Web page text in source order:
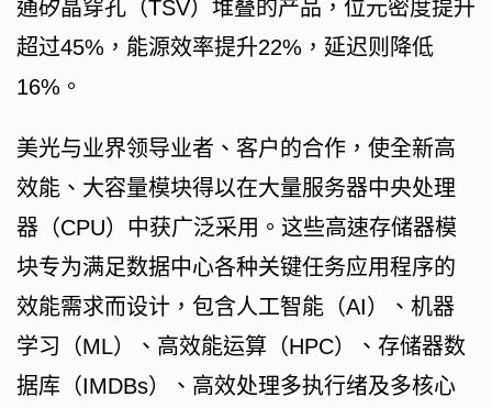
通矽晶穿孔（TSV）堆叠的产品，位元密度提升
超过45%，能源效率提升22%，延迟则降低
16%。
美光与业界领导业者、客户的合作，使全新高
效能、大容量模块得以在大量服务器中央处理
器（CPU）中获广泛采用。这些高速存储器模
块专为满足数据中心各种关键任务应用程序的
效能需求而设计，包含人工智能（AI）、机器
学习（ML）、高效能运算（HPC）、存储器数
据库（IMDBs）、高效处理多执行绪及多核心